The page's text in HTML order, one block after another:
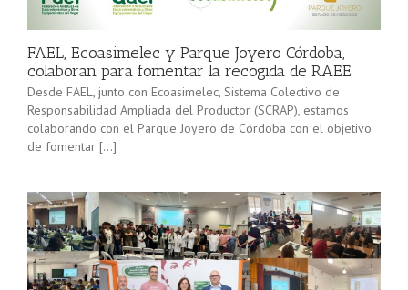
minorista”
(convocatoria
2025), pone
en marcha a
Sevilla junto
[…]
FAEL, Ecoasimelec y Parque Joyero Córdoba,
colaboran para fomentar la recogida de RAEE
Desde FAEL, junto con Ecoasimelec, Sistema Colectivo de
Responsabilidad Ampliada del Productor (SCRAP), estamos
colaborando con el Parque Joyero de Córdoba con el objetivo
de fomentar […]